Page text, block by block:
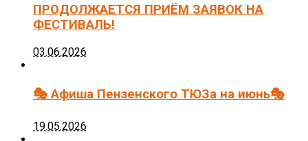
ПРОДОЛЖАЕТСЯ ПРИЁМ ЗАЯВОК НА
ФЕСТИВАЛЬ!
03.06.2026
🎭 Афиша Пензенского ТЮЗа на июнь🎭
19.05.2026